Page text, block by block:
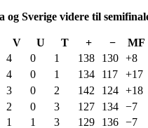
Sverige videre til
V U T + − MF
4 0 1 138 130 +8
4 0 1 134 117 +17
3 0 2 142 124 +18
2 0 3 127 134 −7
1 1 3 129 136 −7